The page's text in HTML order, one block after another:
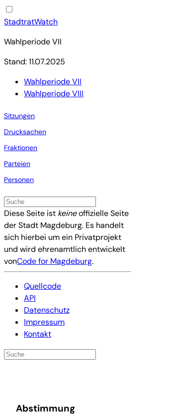
StadtratWatch
Wahlperiode VII
Stand: 11.07.2025
Wahlperiode VII
Wahlperiode VIII
Sitzungen
Drucksachen
Fraktionen
Parteien
Personen
Diese Seite ist keineoffizielle Seite
der Stadt Magdeburg. Es handelt
sich hierbei um ein Privatprojekt
und wird ehrenamtlich entwickelt
vonCode for Magdeburg.
Quellcode
API
Datenschutz
Impressum
Kontakt
Abstimmung